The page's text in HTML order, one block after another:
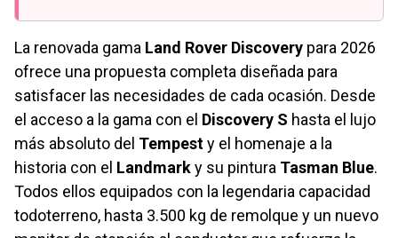
La renovada gama Land Rover Discovery para 2026
ofrece una propuesta completa diseñada para
satisfacer las necesidades de cada ocasión. Desde
el acceso a la gama con el Discovery S hasta el lujo
más absoluto del Tempesty el homenaje a la
historia con el Landmarky su pintura Tasman Blue.
Todos ellos equipados con la legendaria capacidad
todoterreno, hasta 3.500 kg de remolque y un nuevo